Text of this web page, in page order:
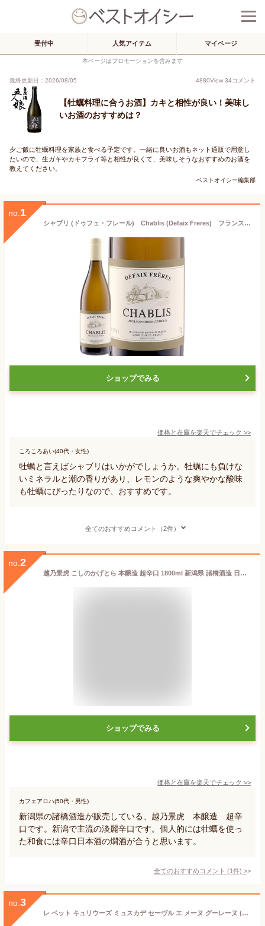
受付中 人気アイテム マイページ
本ページはプロモーションを含みます
最終更新日：2026/08/05 4880View 34コメント
【牡蠣料理に合うお酒】カキと相性が良い！美味し
いお酒のおすすめは？
夕ご飯に牡蠣料理を家族と食べる予定です。一緒に良いお酒もネット通販で用意し
たいので、生ガキやカキフライ等と相性が良くて、美味しそうなおすすめのお酒を
教えてください。
ベストオイシー編集部
no. 1
シャブリ (ドゥフェ・フレール) Chablis (Defaix Freres) フランス ブルゴーニュ AOCシャブリ 白 辛口 750ml
ショップでみる
価格と在庫を楽天でチェック >>
ころころあい(40代・女性)
牡蠣と言えばシャブリはいかがでしょうか。牡蠣にも負けな
いミネラルと潮の香りがあり、レモンのような爽やかな酸味
も牡蠣にぴったりなので、おすすめです。
全てのおすすめコメント（2件）
no. 2
越乃景虎 こしのかげとら 本醸造 超辛口 1800ml 新潟県 諸橋酒造 日本酒 コンビニ受取対応商品 あす楽 お酒 お歳暮 プレゼント
ショップでみる
価格と在庫を楽天でチェック >>
カフェアロハ(50代・男性)
新潟県の諸橋酒造が販売している、越乃景虎 本醸造 超辛
口です。新潟で主流の淡麗辛口です。個人的には牡蠣を使っ
た和食には辛口日本酒の燗酒が合うと思います。
全てのおすすめコメント (1件) >
no. 3
レ ベット キュリウーズ ミュスカデ セーヴル エ メーヌ グーレーヌ (2015)des BETES CURIEUSES Muscadet Sevre et Maine Goulaine【白/辛口】